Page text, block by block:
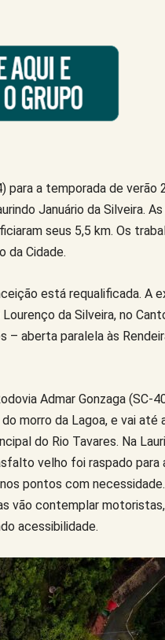
a temporada de verão
Januário da Silveira.
seus 5,5 km. Os
da Cidade.
está requalificada. A
da Silveira, no
– aberta paralela às
Admar Gonzaga (SC-
morro da Lagoa, e vai até
do Rio Tavares. Na
velho foi raspado para
pontos com
vão contemplar motoristas,
acessibilidade.